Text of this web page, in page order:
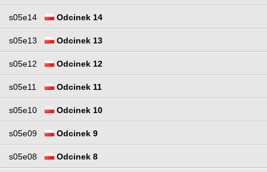
s05e14 Odcinek 14
s05e13 Odcinek 13
s05e12 Odcinek 12
s05e11 Odcinek 11
s05e10 Odcinek 10
s05e09 Odcinek 9
s05e08 Odcinek 8